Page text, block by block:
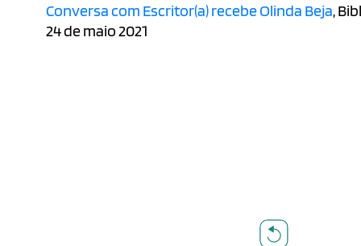
Conversa com Escritor(a) recebe Olinda Beja,
24 de maio 2021